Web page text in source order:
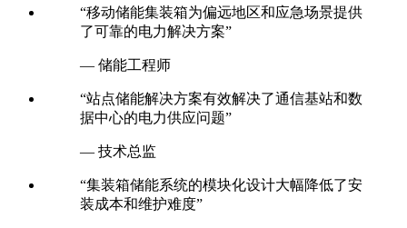
“移动储能集装箱为偏远地区和应急场景提供
了可靠的电力解决方案”
— 储能工程师
“站点储能解决方案有效解决了通信基站和数
据中心的电力供应问题”
— 技术总监
“集装箱储能系统的模块化设计大幅降低了安
装成本和维护难度”